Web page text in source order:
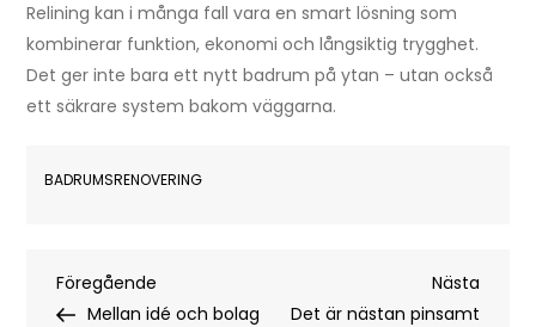
Relining kan i många fall vara en smart lösning som
kombinerar funktion, ekonomi och långsiktig trygghet.
Det ger inte bara ett nytt badrum på ytan – utan också
ett säkrare system bakom väggarna.
BADRUMSRENOVERING
Inläggsnavigering
Föregående
inlägg
Föregående
Mellan idé och bolag
Nästa
inlägg
Nästa
Det är nästan pinsamt